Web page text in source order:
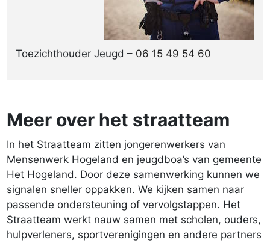
Toezichthouder Jeugd – 06 15 49 54 60
Meer over het straatteam
In het Straatteam zitten jongerenwerkers van
Mensenwerk Hogeland en jeugdboa’s van gemeente
Het Hogeland. Door deze samenwerking kunnen we
signalen sneller oppakken. We kijken samen naar
passende onder­steuning of vervolgstappen. Het
Straatteam werkt nauw samen met scholen, ouders,
hulpverleners, sportverenigingen en andere partners